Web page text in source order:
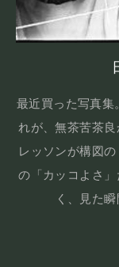
最近買った写真集
れが、無茶苦茶
レッソンが構図
の「カッコよさ
く、見た